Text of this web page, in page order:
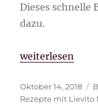
Dieses
dazu.
„schnelles
weiterlesen
Veröffentlicht
am
Oktober 14, 2018
Rezepte mit Lievito